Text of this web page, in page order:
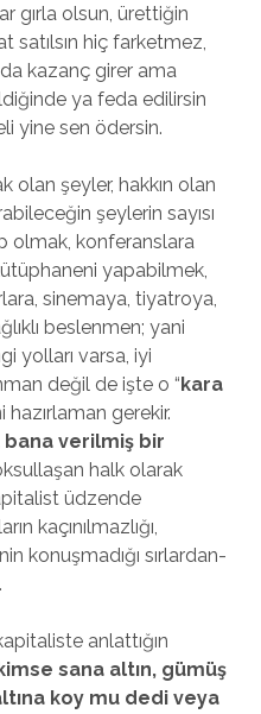
gırla olsun, ürettiğin
satılsın hiç farketmez,
kazanç girer ama
ya feda edilirsin
yine sen ödersin.
olan şeyler, hakkın olan
şeylerin sayısı
olmak, konferanslara
yapabilmek,
sinemaya, tiyatroya,
beslenmen; yani
yolları varsa, iyi
değil de işte o “ kara
gerekir.
verilmiş bir
halk olarak
üdzende
kaçınılmazlığı,
konuşmadığı sırlardan-
anlattığın
sana altın, gümüş
koy mu dedi veya